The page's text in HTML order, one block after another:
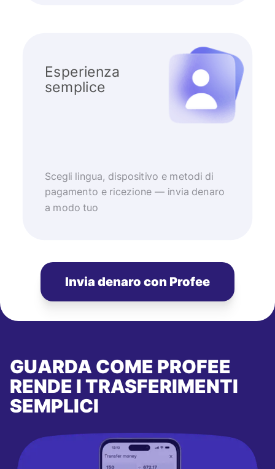
Esperienza
semplice
Scegli lingua, dispositivo e metodi di
pagamento e ricezione — invia denaro
a modo tuo
Invia denaro con Profee
GUARDA COME PROFEE
RENDE I TRASFERIMENTI
SEMPLICI